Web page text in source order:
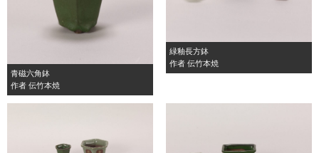
青磁六角鉢
作者 伝竹本焼
緑釉長方鉢
作者 伝竹本焼